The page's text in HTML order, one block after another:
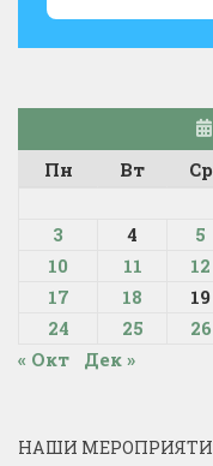
Пн
Вт Ср
3
4 5
10
11 12
17
18 19
24
25 26
« Окт
Дек »
НАШИ